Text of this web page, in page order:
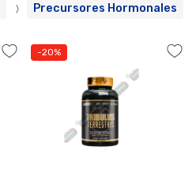
Precursores Hormonales
-20%